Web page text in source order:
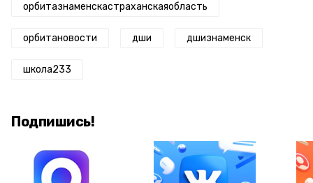
орбитазнаменскастраханскаяобласть
орбитановости дши дшизнаменск
школа233
Подпишись!